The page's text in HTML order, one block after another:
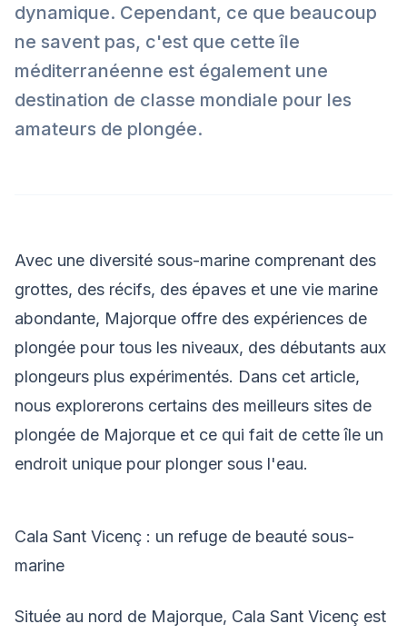
dynamique. Cependant, ce que beaucoup
ne savent pas, c'est que cette île
méditerranéenne est également une
destination de classe mondiale pour les
amateurs de plongée.
Avec une diversité sous-marine comprenant des
grottes, des récifs, des épaves et une vie marine
abondante, Majorque offre des expériences de
plongée pour tous les niveaux, des débutants aux
plongeurs plus expérimentés. Dans cet article,
nous explorerons certains des meilleurs sites de
plongée de Majorque et ce qui fait de cette île un
endroit unique pour plonger sous l'eau.
Cala Sant Vicenç : un refuge de beauté sous-
marine
Située au nord de Majorque, Cala Sant Vicenç est